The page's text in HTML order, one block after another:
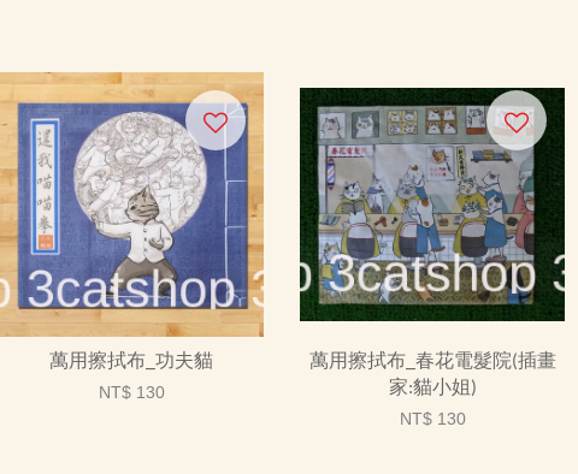
萬用擦拭布_功夫貓
NT$ 130
萬用擦拭布_春花電髮院(插畫
家:貓小姐)
NT$ 130